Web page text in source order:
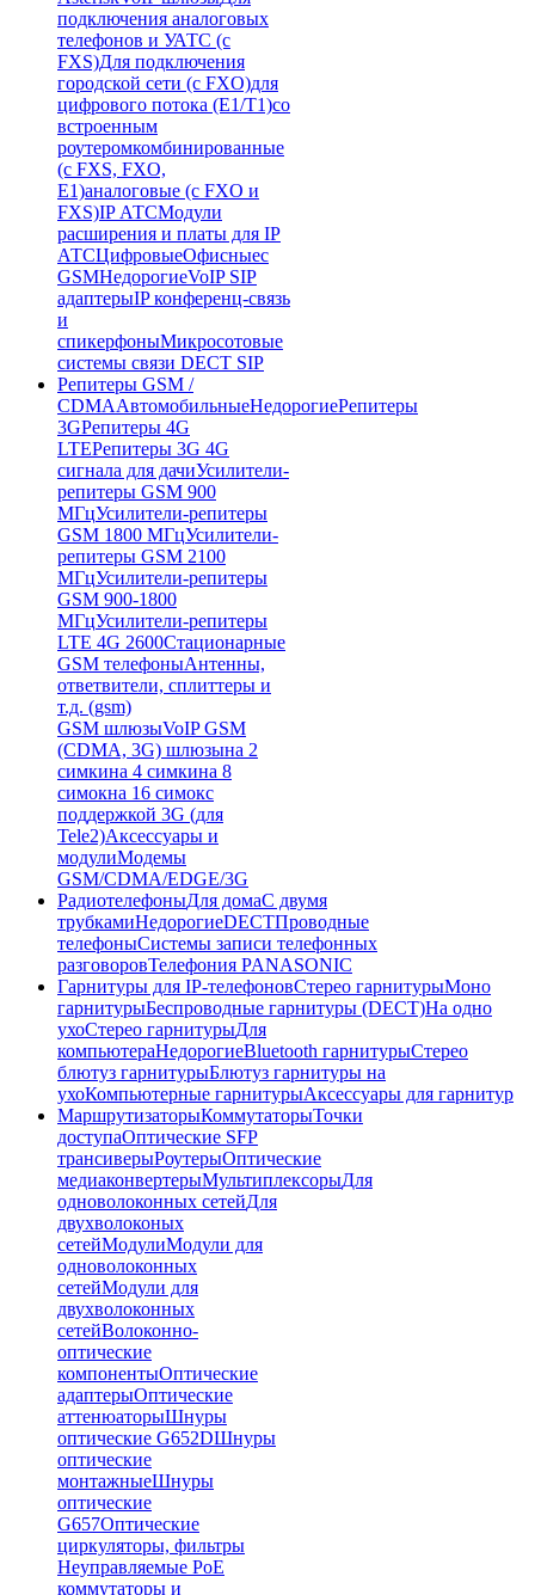
подключения аналоговых
телефонов и УАТС (с
FXS)Для подключения
городской сети (с FXO)для
цифрового потока (E1/T1)со
встроенным
роутеромкомбинированные
(c FXS, FXO,
E1)аналоговые (с FXO и
FXS)IP АТСМодули
расширения и платы для IP
АТСЦифровыеОфисныес
GSMНедорогиеVoIP SIP
адаптерыIP конференц-связь
и
спикерфоныМикросотовые
системы связи DECT SIP
Репитеры GSM /
CDMAАвтомобильныеНедорогиеРепитеры
3GРепитеры 4G
LTEРепитеры 3G 4G
сигнала для дачиУсилители-
репитеры GSM 900
МГцУсилители-репитеры
GSM 1800 МГцУсилители-
репитеры GSM 2100
МГцУсилители-репитеры
GSM 900-1800
МГцУсилители-репитеры
LTE 4G 2600Стационарные
GSM телефоныАнтенны,
ответвители, сплиттеры и
т.д. (gsm)
GSM шлюзыVoIP GSM
(CDMA, 3G) шлюзына 2
симкина 4 симкина 8
симокна 16 симокс
поддержкой 3G (для
Tele2)Аксессуары и
модулиМодемы
GSM/CDMA/EDGE/3G
РадиотелефоныДля домаС двумя
трубкамиНедорогиеDECTПроводные
телефоныСистемы записи телефонных
разговоровТелефония PANASONIC
Гарнитуры для IP-телефоновСтерео гарнитурыМоно
гарнитурыБеспроводные гарнитуры (DECT)На одно
ухоСтерео гарнитурыДля
компьютераНедорогиеBluetooth гарнитурыСтерео
блютуз гарнитурыБлютуз гарнитуры на
ухоКомпьютерные гарнитурыАксессуары для гарнитур
МаршрутизаторыКоммутаторыТочки
доступаОптические SFP
трансиверыРоутерыОптические
медиаконвертерыМультиплексорыДля
одноволоконных сетейДля
двухволоконых
сетейМодулиМодули для
одноволоконных
сетейМодули для
двухволоконных
сетейВолоконно-
оптические
компонентыОптические
адаптерыОптические
аттенюаторыШнуры
оптические G652DШнуры
оптические
монтажныеШнуры
оптические
G657Оптические
циркуляторы, фильтры
Неуправляемые PoE
коммутаторы и